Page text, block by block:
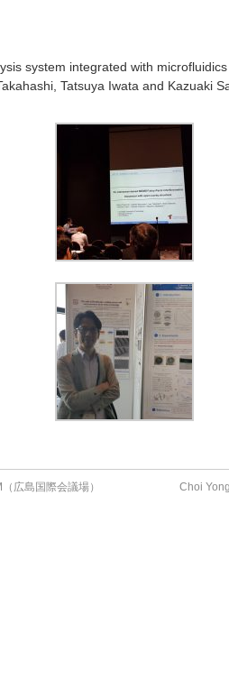
system integrated with
Tatsuya Iwata and Kazuaki
広島国際会議場） Choi